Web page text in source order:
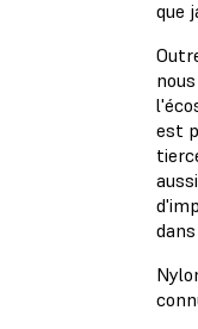
que
est